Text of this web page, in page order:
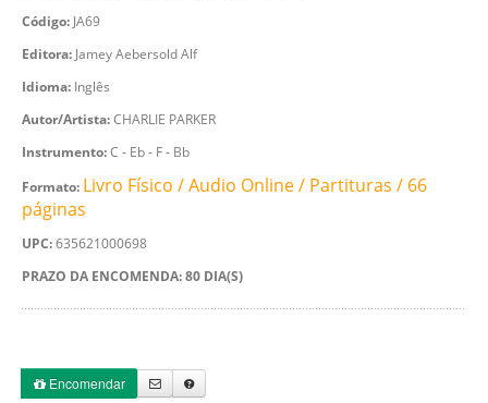
Código: JA69
Editora: Jamey Aebersold Alf
Idioma: Inglês
Autor/Artista:CHARLIE PARKER
Instrumento:C - Eb - F - Bb
Formato: Livro Físico / Audio Online / Partituras / 66
páginas
UPC:635621000698
PRAZO DA ENCOMENDA: 80 DIA(S)
Encomendar